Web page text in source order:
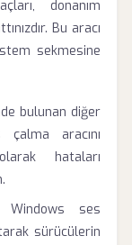
donanım
Bu aracı
sekmesine
bulunan diğer
aracını
hataları
Windows ses
sürücülerin